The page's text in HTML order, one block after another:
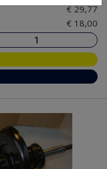
€ 29,77
€ 18,00